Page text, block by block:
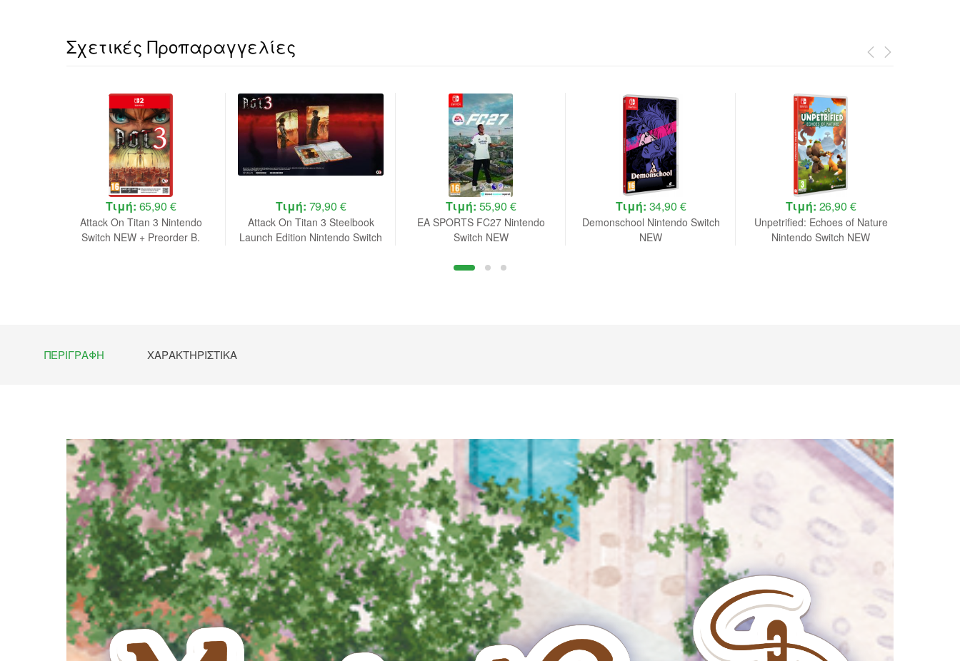
Σχετικές Προπαραγγελίες
Τιμή: 65,90 €
Attack On Titan 3 Nintendo
Switch NEW + Preorder B.
Τιμή: 79,90 €
Attack On Titan 3 Steelbook
Launch Edition Nintendo Switch
Τιμή: 55,90 €
EA SPORTS FC27 Nintendo
Switch NEW
Τιμή: 34,90 €
Demonschool Nintendo Switch
NEW
Τιμή: 26,90 €
Unpetrified: Echoes of Nature
Nintendo Switch NEW
ΠΕΡΙΓΡΑΦΉ ΧΑΡΑΚΤΗΡΙΣΤΙΚΆ